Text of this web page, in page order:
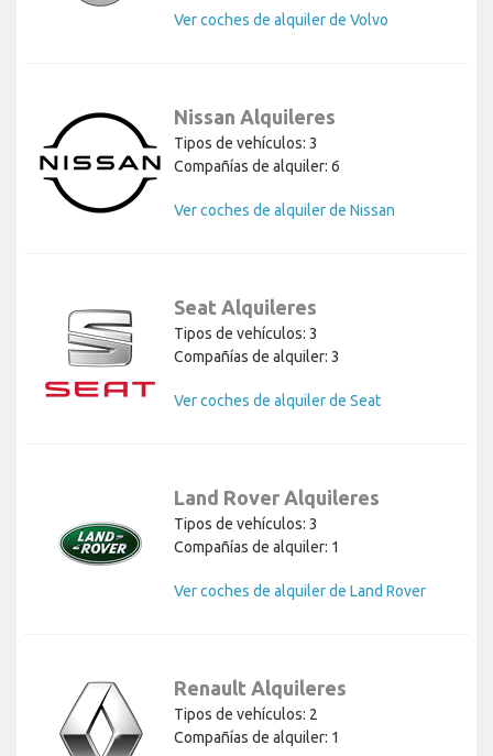
Ver coches de alquiler de Volvo
Nissan Alquileres
Tipos de vehículos: 3
Compañías de alquiler: 6
Ver coches de alquiler de Nissan
Seat Alquileres
Tipos de vehículos: 3
Compañías de alquiler: 3
Ver coches de alquiler de Seat
Land Rover Alquileres
Tipos de vehículos: 3
Compañías de alquiler: 1
Ver coches de alquiler de Land Rover
Renault Alquileres
Tipos de vehículos: 2
Compañías de alquiler: 1